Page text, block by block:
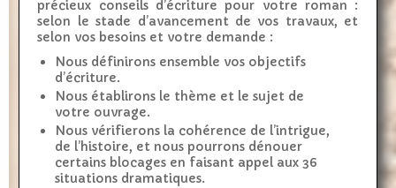
précieux conseils d’écriture pour votre roman :
selon le stade d’avancement de vos travaux, et
selon vos besoins et votre demande :
Nous définirons ensemble vos objectifs
d’écriture.
Nous établirons le thème et le sujet de
votre ouvrage.
Nous vérifierons la cohérence de l’intrigue,
de l’histoire, et nous pourrons dénouer
certains blocages en faisant appel aux 36
situations dramatiques.